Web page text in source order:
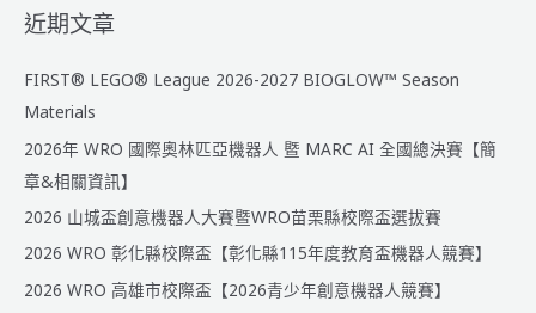
公
近期文章
FIRST® LEGO® League 2026-2027 BIOGLOW™ Season
Materials
2026年 WRO 國際奧林匹亞機器人 暨 MARC AI 全國總決賽【簡
章&相關資訊】
2026 山城盃創意機器人大賽暨WRO苗栗縣校際盃選拔賽
2026 WRO 彰化縣校際盃【彰化縣115年度教育盃機器人競賽】
2026 WRO 高雄市校際盃【2026青少年創意機器人競賽】